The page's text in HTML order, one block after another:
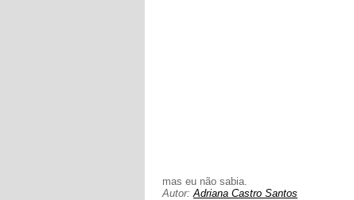
mas eu não sabia.
Autor:Adriana Castro Santos